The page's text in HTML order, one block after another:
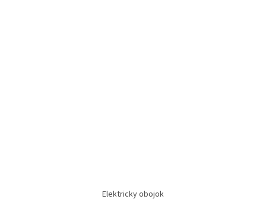
Elektricky obojok